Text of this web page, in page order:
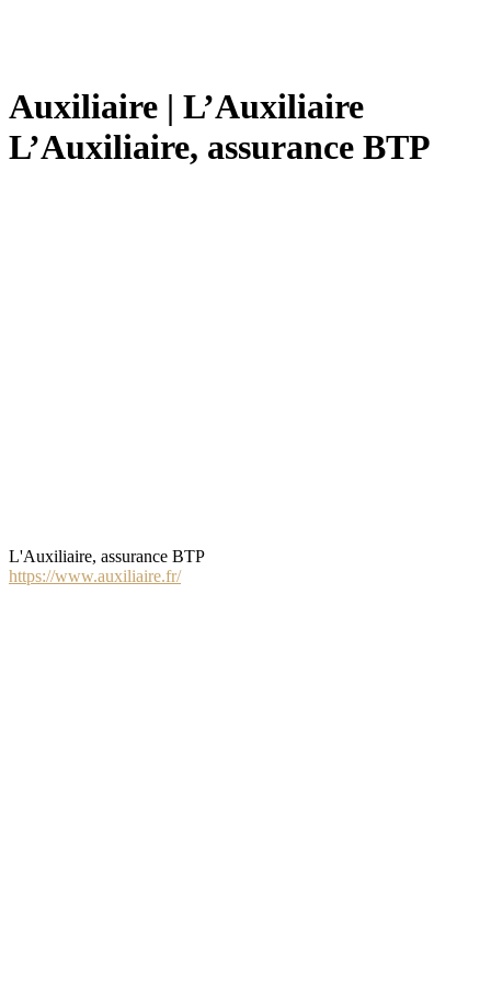
Auxiliaire | L’Auxiliaire
L’Auxiliaire, assurance BTP
L'Auxiliaire, assurance BTP
https://www.auxiliaire.fr/